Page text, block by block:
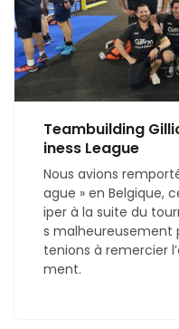
Teambuilding
iness League
Nous avions
ague » en Belgique,
iper à la suite du
s malheureusement
tenions à remercier
ment.